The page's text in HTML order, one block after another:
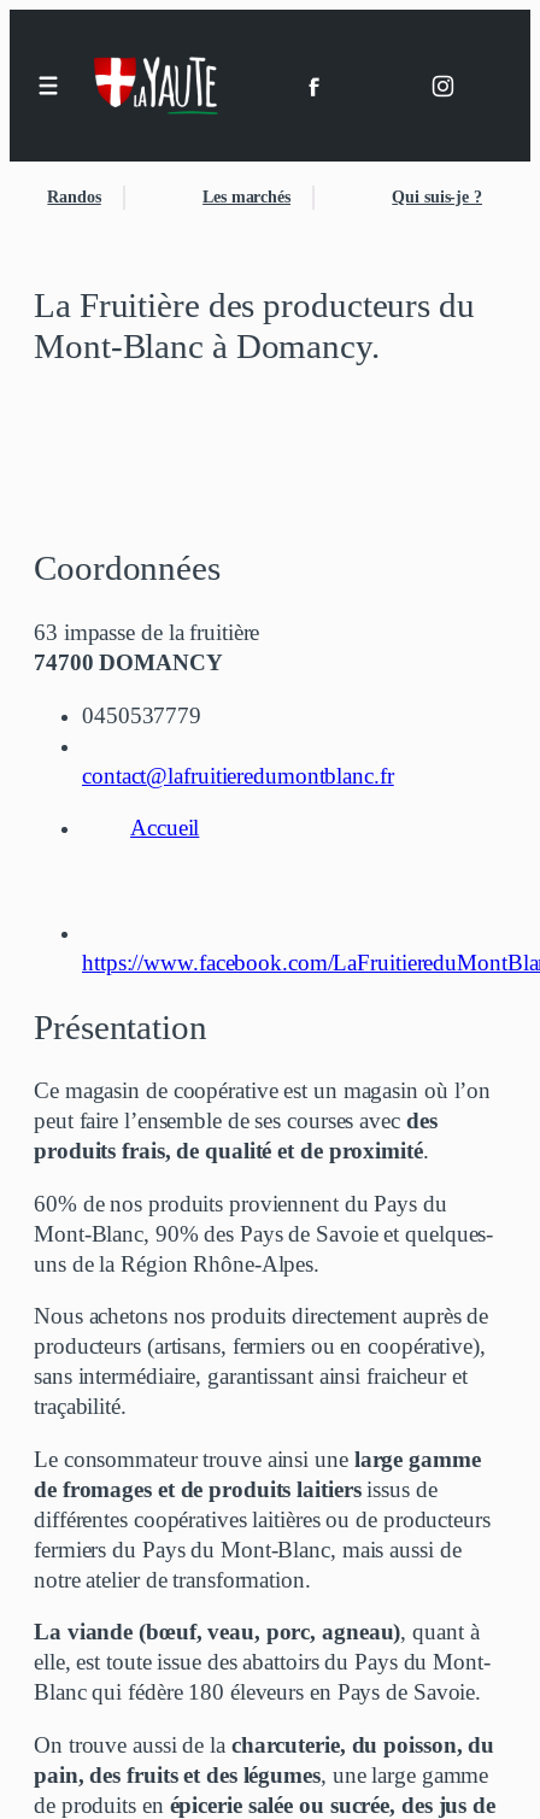
contenu
Randos Les marchés Qui suis-je ?
La Fruitière des producteurs du
Mont-Blanc à Domancy.
Coordonnées
63 impasse de la fruitière
74700 DOMANCY
0450537779
contact@lafruitieredumontblanc.fr
Accueil
https://www.facebook.com/
Présentation
Ce magasin de coopérative est un magasin où l’on
peut faire l’ensemble de ses courses avec des
produits frais, de qualité et de proximité.
60% de nos produits proviennent du Pays du
Mont-Blanc, 90% des Pays de Savoie et quelques-
uns de la Région Rhône-Alpes.
Nous achetons nos produits directement auprès de
producteurs (artisans, fermiers ou en coopérative),
sans intermédiaire, garantissant ainsi fraicheur et
traçabilité.
Le consommateur trouve ainsi une large gamme
de fromages et de produits laitiersissus de
différentes coopératives laitières ou de producteurs
fermiers du Pays du Mont-Blanc, mais aussi de
notre atelier de transformation.
La viande (bœuf, veau, porc, agneau), quant à
elle, est toute issue des abattoirs du Pays du Mont-
Blanc qui fédère 180 éleveurs en Pays de Savoie.
On trouve aussi de la charcuterie, du poisson, du
pain, des fruits et des légumes, une large gamme
de produits en épicerie salée ou sucrée, des jus de